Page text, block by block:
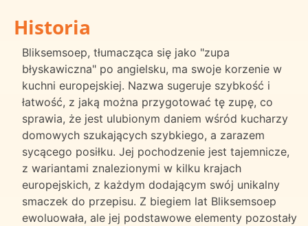
Historia
Bliksemsoep, tłumacząca się jako "zupa
błyskawiczna" po angielsku, ma swoje korzenie w
kuchni europejskiej. Nazwa sugeruje szybkość i
łatwość, z jaką można przygotować tę zupę, co
sprawia, że jest ulubionym daniem wśród kucharzy
domowych szukających szybkiego, a zarazem
sycącego posiłku. Jej pochodzenie jest tajemnicze,
z wariantami znalezionymi w kilku krajach
europejskich, z każdym dodającym swój unikalny
smaczek do przepisu. Z biegiem lat Bliksemsoep
ewoluowała, ale jej podstawowe elementy pozostały